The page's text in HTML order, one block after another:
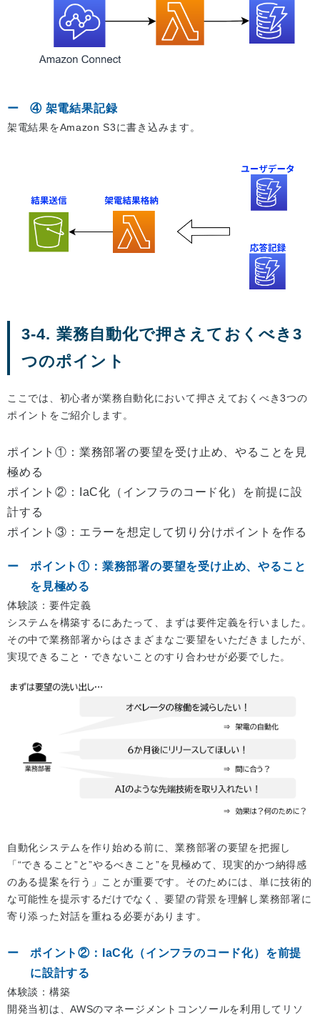
④ 架電結果記録
架電結果をAmazon S3に書き込みます。
3-4. 業務自動化で押さえておくべき3
つのポイント
ここでは、初心者が業務自動化において押さえておくべき3つの
ポイントをご紹介します。
ポイント①：業務部署の要望を受け止め、やることを見
極める
ポイント②：IaC化（インフラのコード化）を前提に設
計する
ポイント③：エラーを想定して切り分けポイントを作る
ポイント①：業務部署の要望を受け止め、やること
を見極める
体験談：要件定義
システムを構築するにあたって、まずは要件定義を行いました。
その中で業務部署からはさまざまなご要望をいただきましたが、
実現できること・できないことのすり合わせが必要でした。
自動化システムを作り始める前に、業務部署の要望を把握し
「“できること”と”やるべきこと”を見極めて、現実的かつ納得感
のある提案を行う」ことが重要です。そのためには、単に技術的
な可能性を提示するだけでなく、要望の背景を理解し業務部署に
寄り添った対話を重ねる必要があります。
ポイント②：IaC化（インフラのコード化）を前提
に設計する
体験談：構築
開発当初は、AWSのマネージメントコンソールを利用してリソ